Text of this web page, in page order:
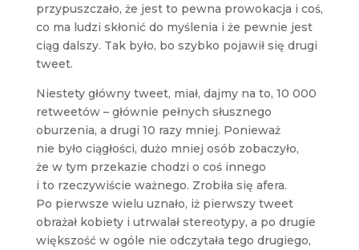
przypuszczało, że jest to pewna prowokacja i coś,
co ma ludzi skłonić do myślenia i że pewnie jest
ciąg dalszy. Tak było, bo szybko pojawił się drugi
tweet.
Niestety główny tweet, miał, dajmy na to, 10 000
retweetów – głównie pełnych słusznego
oburzenia, a drugi 10 razy mniej. Ponieważ
nie było ciągłości, dużo mniej osób zobaczyło,
że w tym przekazie chodzi o coś innego
i to rzeczywiście ważnego. Zrobiła się afera.
Po pierwsze wielu uznało, iż pierwszy tweet
obrażał kobiety i utrwalał stereotypy, a po drugie
większość w ogóle nie odczytała tego drugiego,